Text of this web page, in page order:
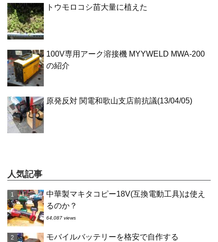
トウモロコシ苗大量に植えた
100V専用アーク溶接機 MYYWELD MWA-200
の紹介
原発反対 関電和歌山支店前抗議(13/04/05)
人気記事
中華製マキタコピー18V(互換電動工具)は使え
るのか？
64,087 views
モバイルバッテリーを格安で自作する